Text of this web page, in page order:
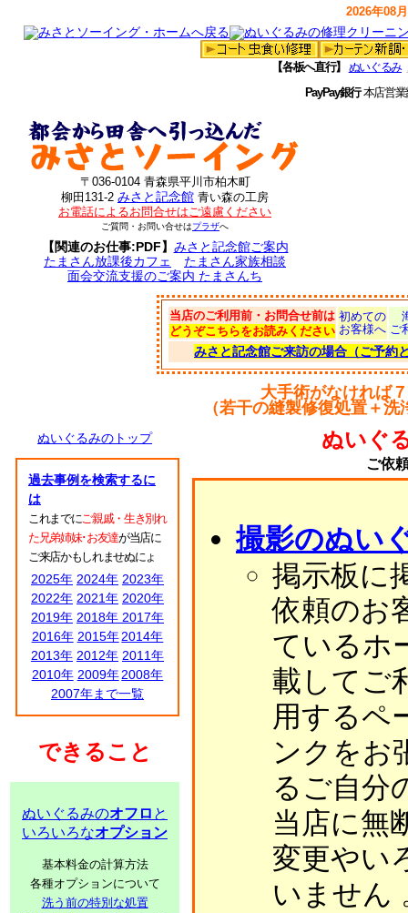
2026年08
【各板へ直行】 ぬいぐるみ
PayPay銀行本店営
〒036-0104 青森県平川市柏木町
柳田131-2 みさと記念館 青い森の工房
お電話によるお問合せはご遠慮ください
ご質問・お問い合せはプラザへ
【関連のお仕事:PDF】 みさと記念館ご案内
たまさん放課後カフェ
たまさん家族相談
面会交流支援のご案内 たまさんち
当店のご利用前・お問合せ前は
どうぞこちらをお読みください
初めての
お客様へ ご
みさと記念館ご来訪の場合（ご予約
大手術がなければ
（若干の縫製修復処置＋
ぬいぐるみのトップ
過去事例を検索するに
は
これまでにご親戚・生き別れ
た兄弟姉妹･お友達が当店に
ご来店かもしれませぬにょ
2025年 2024年 2023年
2022年 2021年 2020年
2019年 2018年 2017年
2016年 2015年 2014年
2013年 2012年 2011年
2010年 2009年 2008年
2007年まで一覧
できること
ぬいぐるみのオフロ と
いろいろなオプション
基本料金の計算方法
各種オプションについて
洗う前の特別な処置
ぬいぐ
ご依
撮影のぬい
掲示板に
依頼のお
ているホ
載してご
用するペ
ンクをお
るご自分
当店に無
変更やい
いません